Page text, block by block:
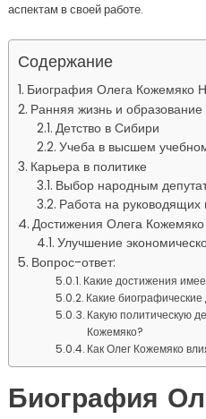
аспектам в своей работе.
Содержание
Биография Олега Кожемяко
Ранняя жизнь и образование
Детство в Сибири
Учеба в высшем
Карьера в политике
Выбор народным
Работа на руководящих
Достижения Олега Кожемяко
Улучшение
Вопрос-ответ:
Какие достижения
Какие
Какую политическую
Кожемяко?
Как Олег Кожемяко
Биография